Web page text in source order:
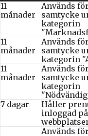
11
månader
Används
samtycke
kategorin
11
månader
Används
samtycke
kategorin
11
månader
Används
samtycke
kategorin
7 dagar
Håller
inloggad på
Används